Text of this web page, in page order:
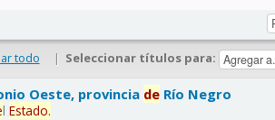
todo | Seleccionar títulos para:
Oeste, provincia de Río Negro
lEstado.